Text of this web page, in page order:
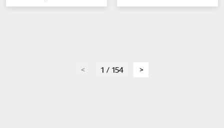
page1 / 154 page